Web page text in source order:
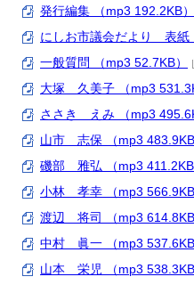
発行編集 （mp3 192.2KB）
にしお市議会だより 表紙
一般質問 （mp3 52.7KB）
大塚 久美子 （mp3
ささき えみ （mp3
山市 志保 （mp3 483.9KB
磯部 雅弘 （mp3 411.2KB
小林 孝幸 （mp3 566.9KB
渡辺 将司 （mp3 614.8KB
中村 眞一 （mp3 537.6KB
山本 栄児 （mp3 538.3KB